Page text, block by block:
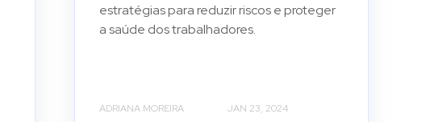
estratégias para reduzir riscos e proteger
a saúde dos trabalhadores.
ADRIANA MOREIRA JAN 23, 2024